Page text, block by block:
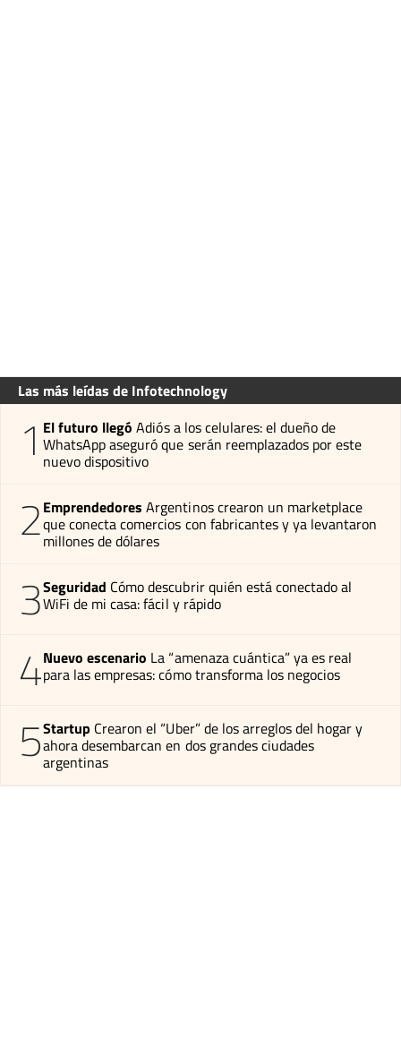
Las más leídas de Infotechnology
1 El futuro llegó Adiós a los celulares: el dueño de
WhatsApp aseguró que serán reemplazados por este
nuevo dispositivo
2Emprendedores Argentinos crearon un marketplace
que conecta comercios con fabricantes y ya levantaron
millones de dólares
3Seguridad Cómo descubrir quién está conectado al
WiFi de mi casa: fácil y rápido
4Nuevo escenario La “amenaza cuántica” ya es real
para las empresas: cómo transforma los negocios
5Startup Crearon el “Uber” de los arreglos del hogar y
ahora desembarcan en dos grandes ciudades
argentinas